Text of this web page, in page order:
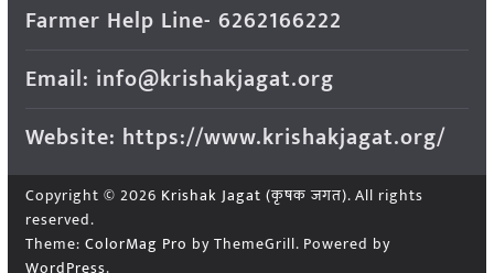
Farmer Help Line- 6262166222
Email: info@krishakjagat.org
Website: https://www.krishakjagat.org/
Copyright © 2026 Krishak Jagat (कृषक जगत). All rights
reserved.
Theme: ColorMag Pro by ThemeGrill. Powered by
WordPress.